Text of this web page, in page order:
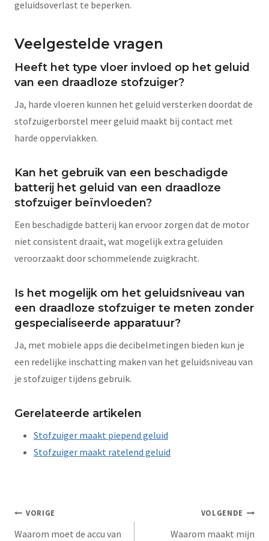
geluidsoverlast te beperken.
Veelgestelde vragen
Heeft het type vloer invloed op het geluid
van een draadloze stofzuiger?
Ja, harde vloeren kunnen het geluid versterken doordat de
stofzuigerborstel meer geluid maakt bij contact met
harde oppervlakken.
Kan het gebruik van een beschadigde
batterij het geluid van een draadloze
stofzuiger beïnvloeden?
Een beschadigde batterij kan ervoor zorgen dat de motor
niet consistent draait, wat mogelijk extra geluiden
veroorzaakt door schommelende zuigkracht.
Is het mogelijk om het geluidsniveau van
een draadloze stofzuiger te meten zonder
gespecialiseerde apparatuur?
Ja, met mobiele apps die decibelmetingen bieden kun je
een redelijke inschatting maken van het geluidsniveau van
je stofzuiger tijdens gebruik.
Gerelateerde artikelen
Stofzuiger maakt piepend geluid
Stofzuiger maakt ratelend geluid
VORIGE
Waarom moet de accu van
VOLGENDE
Waarom maakt mijn